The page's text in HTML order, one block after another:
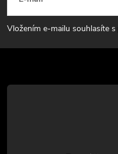
p
a
t
Vložením e-mailu souhlasíte s